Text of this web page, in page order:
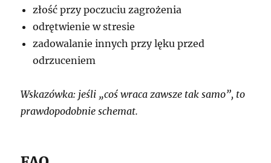
złość przy poczuciu zagrożenia
odrętwienie w stresie
zadowalanie innych przy lęku przed
odrzuceniem
Wskazówka: jeśli „coś wraca zawsze tak samo”, to
prawdopodobnie schemat.